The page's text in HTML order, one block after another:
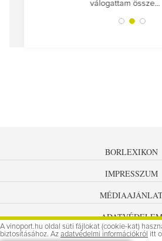
BORLEXIKON
IMPRESSZUM
ADATVÉDELEM
A vinoport.hu oldal süti fájlokat (cookie-kat)
biztosításához. Az adatvédelmi információkról itt